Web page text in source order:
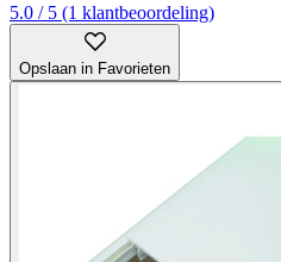
5.0 / 5 (1 klantbeoordeling)
Opslaan in Favorieten